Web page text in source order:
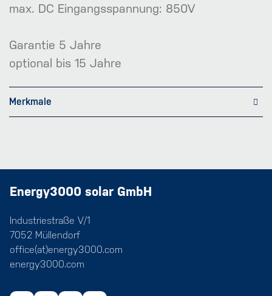
max. DC Eingangsspannung: 850V
Garantie 5 Jahre
optional bis 15 Jahre
Merkmale
Energy3000 solar GmbH
Industriestraße V/1
7052 Müllendorf
office(at)energy3000.com
energy3000.com